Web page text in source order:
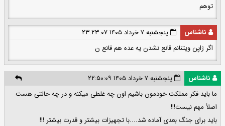
توهم
ناشناس
پنجشنبه ۷ خرداد ۱۴۰۵ ۲۳:۲۳:۰۷
اگر ژاپن ویتنانم قانع نشدن یه عده هم قانع ن
ناشناس
پنجشنبه ۷ خرداد ۱۴۰۵ ۲۲:۵۰:۰۹
ما باید فکر مملکت خودمون باشیم اون چه غلطی میکنه و در چه حالتی هست
اصلأ مهم نیست!!!
باید برای جنگ بعدی آماده شد....با تجهیزات بیشتر و قدرت بیشتر !!!